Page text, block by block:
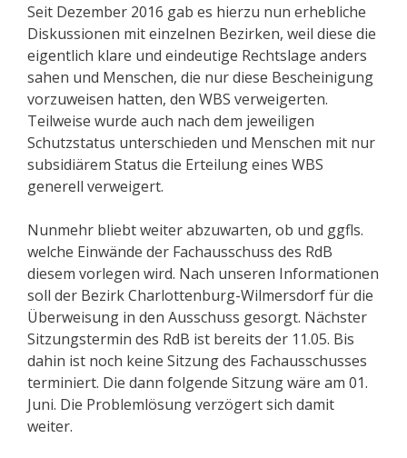
Seit Dezember 2016 gab es hierzu nun erhebliche
Diskussionen mit einzelnen Bezirken, weil diese die
eigentlich klare und eindeutige Rechtslage anders
sahen und Menschen, die nur diese Bescheinigung
vorzuweisen hatten, den WBS verweigerten.
Teilweise wurde auch nach dem jeweiligen
Schutzstatus unterschieden und Menschen mit nur
subsidiärem Status die Erteilung eines WBS
generell verweigert.
Nunmehr bliebt weiter abzuwarten, ob und ggfls.
welche Einwände der Fachausschuss des RdB
diesem vorlegen wird. Nach unseren Informationen
soll der Bezirk Charlottenburg-Wilmersdorf für die
Überweisung in den Ausschuss gesorgt. Nächster
Sitzungstermin des RdB ist bereits der 11.05. Bis
dahin ist noch keine Sitzung des Fachausschusses
terminiert. Die dann folgende Sitzung wäre am 01.
Juni. Die Problemlösung verzögert sich damit
weiter.